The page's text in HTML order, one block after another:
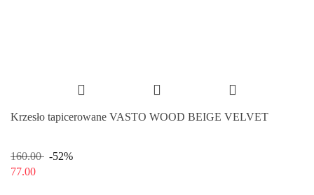
Krzesło tapicerowane VASTO WOOD BEIGE VELVET
160.00
-52%
77.00